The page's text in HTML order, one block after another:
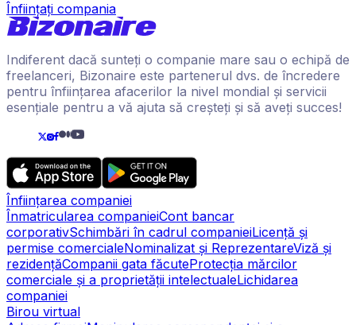
Înființați compania
Indiferent dacă sunteți o companie mare sau o echipă de
freelanceri, Bizonaire este partenerul dvs. de încredere
pentru înființarea afacerilor la nivel mondial și servicii
esențiale pentru a vă ajuta să creșteți și să aveți succes!
Înființarea companiei
Înmatricularea companieiCont bancar
corporativSchimbări în cadrul companieiLicență și
permise comercialeNominalizat și ReprezentareViză și
rezidențăCompanii gata făcuteProtecția mărcilor
comerciale și a proprietății intelectualeLichidarea
companiei
Birou virtual